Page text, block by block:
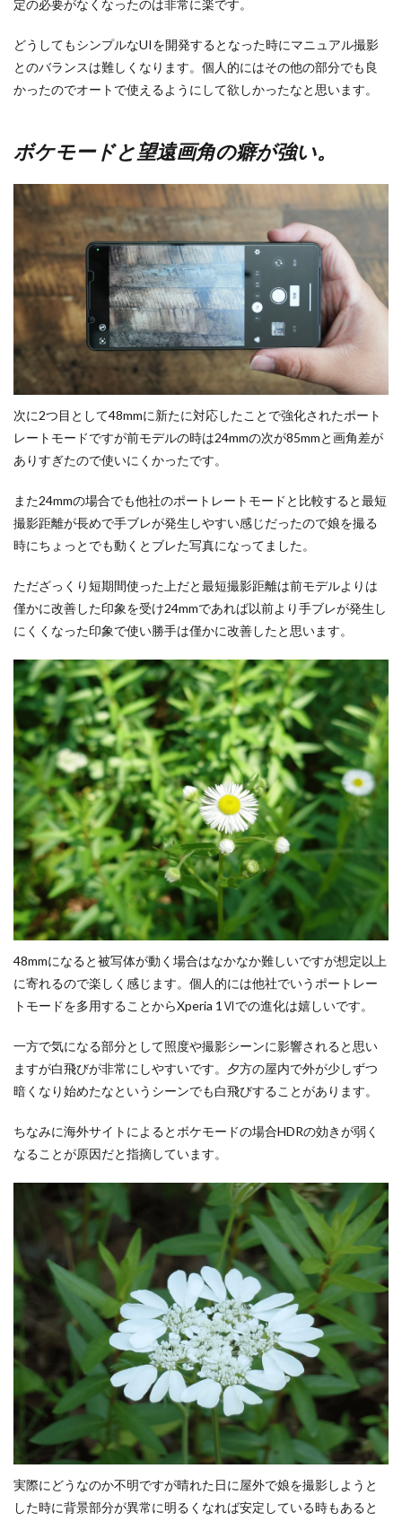
定の必要がなくなったのは非常に楽です。
どうしてもシンプルなUIを開発するとなった時にマニュアル撮影
とのバランスは難しくなります。個人的にはその他の部分でも良
かったのでオートで使えるようにして欲しかったなと思います。
ボケモードと望遠画角の癖が強い。
次に2つ目として48mmに新たに対応したことで強化されたポート
レートモードですが前モデルの時は24mmの次が85mmと画角差が
ありすぎたので使いにくかったです。
また24mmの場合でも他社のポートレートモードと比較すると最短
撮影距離が長めで手ブレが発生しやすい感じだったので娘を撮る
時にちょっとでも動くとブレた写真になってました。
ただざっくり短期間使った上だと最短撮影距離は前モデルよりは
僅かに改善した印象を受け24mmであれば以前より手ブレが発生し
にくくなった印象で使い勝手は僅かに改善したと思います。
48mmになると被写体が動く場合はなかなか難しいですが想定以上
に寄れるので楽しく感じます。個人的には他社でいうポートレー
トモードを多用することからXperia 1Ⅵでの進化は嬉しいです。
一方で気になる部分として照度や撮影シーンに影響されると思い
ますが白飛びが非常にしやすいです。夕方の屋内で外が少しずつ
暗くなり始めたなというシーンでも白飛びすることがあります。
ちなみに海外サイトによるとボケモードの場合HDRの効きが弱く
なることが原因だと指摘しています。
実際にどうなのか不明ですが晴れた日に屋外で娘を撮影しようと
した時に背景部分が異常に明るくなれば安定している時もあると